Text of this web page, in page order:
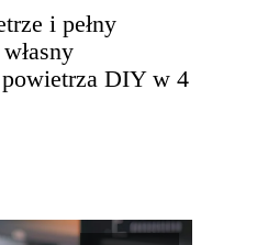
i pełny
DIY w 4